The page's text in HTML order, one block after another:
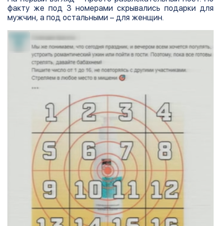
факту же под 3 номерами скрывались подарки для
мужчин, а под остальными – для женщин.